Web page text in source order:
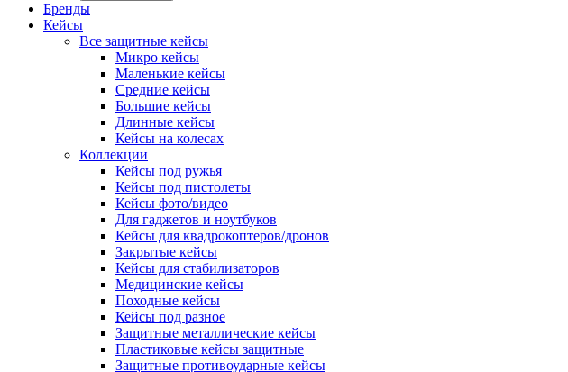
Бренды
Кейсы
Все защитные кейсы
Микро кейсы
Маленькие кейсы
Средние кейсы
Большие кейсы
Длинные кейсы
Кейсы на колесах
Коллекции
Кейсы под ружья
Кейсы под пистолеты
Кейсы фото/видео
Для гаджетов и ноутбуков
Кейсы для квадрокоптеров/дронов
Закрытые кейсы
Кейсы для стабилизаторов
Медицинские кейсы
Походные кейсы
Кейсы под разное
Защитные металлические кейсы
Пластиковые кейсы защитные
Защитные противоударные кейсы